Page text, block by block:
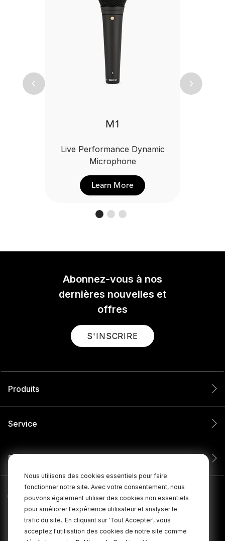
Nous utilisons des cookies essentiels pour faire
fonctionner notre site. Avec votre consentement, nous
pouvons également utiliser des cookies non essentiels
pour améliorer l'expérience utilisateur et analyser le
trafic du site. En cliquant sur 'Tout Accepter', vous
acceptez l'utilisation des cookies de notre site comme
M1
Live Performance Dynamic
Microphone
Learn More
Previous Next
Abonnez-vous à nos
dernières nouvelles et
offres
S'INSCRIRE
Produits
Service
Entreprise